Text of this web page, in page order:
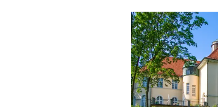
Tab)